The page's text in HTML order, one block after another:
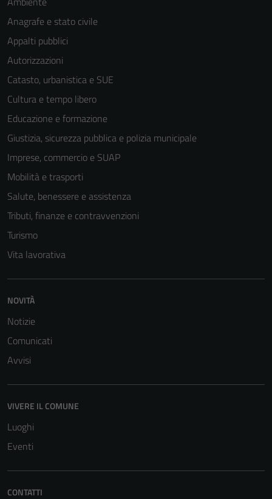
Anagrafe e stato civile
Appalti pubblici
Autorizzazioni
Catasto, urbanistica e SUE
Cultura e tempo libero
Educazione e formazione
Giustizia, sicurezza pubblica e polizia municipale
Imprese, commercio e SUAP
Mobilità e trasporti
Salute, benessere e assistenza
Tributi, finanze e contravvenzioni
Turismo
Vita lavorativa
NOVITÀ
Notizie
Comunicati
Avvisi
VIVERE IL COMUNE
Luoghi
Eventi
CONTATTI